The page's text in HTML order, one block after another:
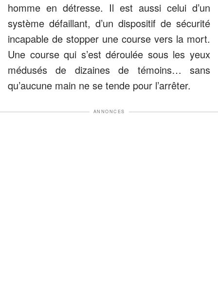
homme en détresse. Il est aussi celui d’un
système défaillant, d’un dispositif de sécurité
incapable de stopper une course vers la mort.
Une course qui s’est déroulée sous les yeux
médusés de dizaines de témoins… sans
qu’aucune main ne se tende pour l’arrêter.
ANNONCES